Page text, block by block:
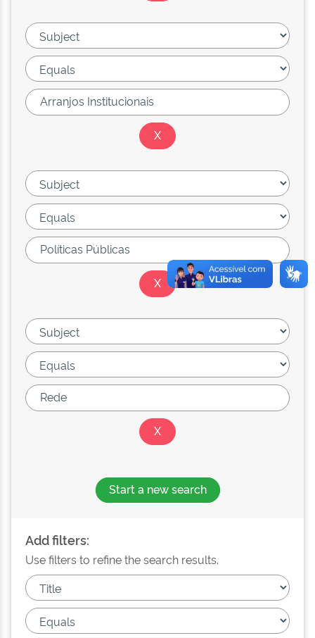
Start a new search
Add filters:
Use filters to refine the search results.